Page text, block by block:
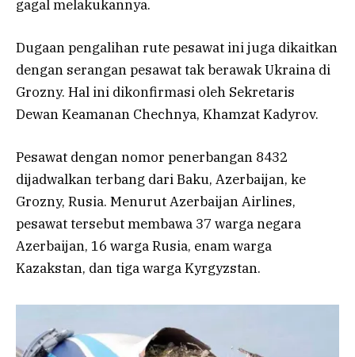
gagal melakukannya.
Dugaan pengalihan rute pesawat ini juga dikaitkan
dengan serangan pesawat tak berawak Ukraina di
Grozny. Hal ini dikonfirmasi oleh Sekretaris
Dewan Keamanan Chechnya, Khamzat Kadyrov.
Pesawat dengan nomor penerbangan 8432
dijadwalkan terbang dari Baku, Azerbaijan, ke
Grozny, Rusia. Menurut Azerbaijan Airlines,
pesawat tersebut membawa 37 warga negara
Azerbaijan, 16 warga Rusia, enam warga
Kazakstan, dan tiga warga Kyrgyzstan.